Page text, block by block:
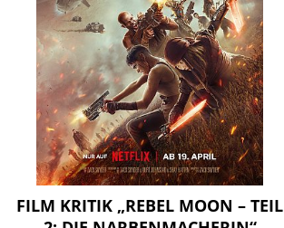
FILM KRITIK „REBEL MOON – TEIL